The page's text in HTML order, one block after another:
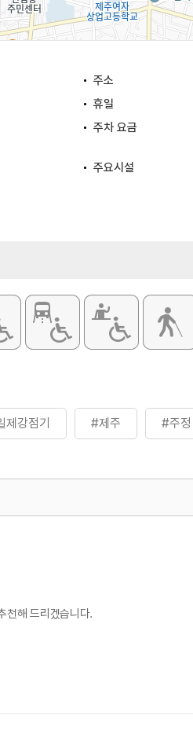
주소
휴일
주차 요금
주요시설
제강점기 #제주 #주정
천해 드리겠습니다.